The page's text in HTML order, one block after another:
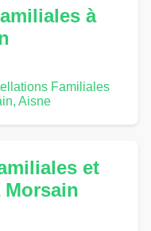
à
Familiales
Aisne
et
Morsain